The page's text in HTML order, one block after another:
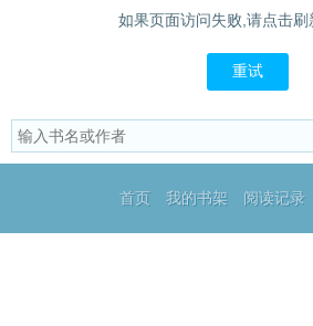
如果页面访问失败,请点击刷
重试
首页 我的书架 阅读记录